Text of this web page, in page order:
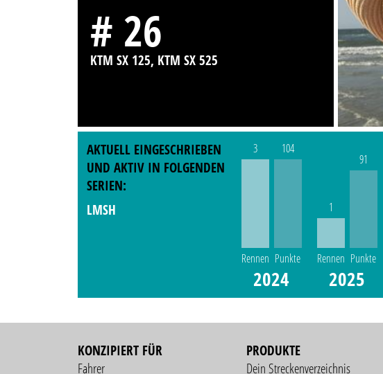
# 26
KTM SX 125, KTM SX 525
AKTUELL EINGESCHRIEBEN
UND AKTIV IN FOLGENDEN
SERIEN:
LMSH
3
Rennen
104
Punkte
2024
1
Rennen
91
Punkte
2025
KONZIPIERT FÜR
Fahrer
PRODUKTE
Dein Streckenverzeichnis